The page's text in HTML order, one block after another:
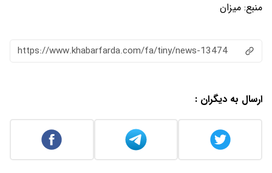
منبع: میزان
https://www.khabarfarda.com/fa/tiny/news-13474
ارسال به دیگران :